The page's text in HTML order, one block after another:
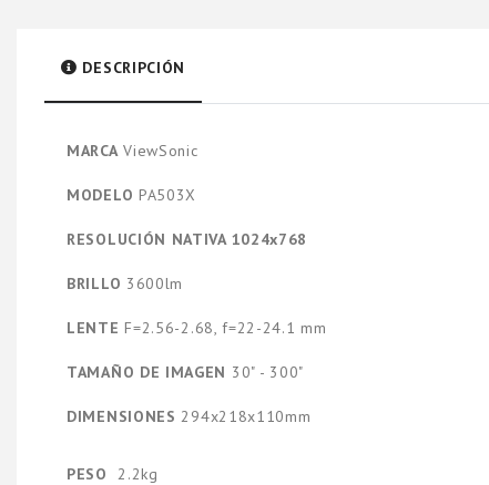
DESCRIPCIÓN
MARCAViewSonic
MODELO PA503X
RESOLUCIÓN NATIVA 1024x768
BRILLO 3600lm
LENTE F=2.56-2.68, f=22-24.1 mm
TAMAÑO DE IMAGEN 30" - 300"
DIMENSIONES 294x218x110mm
PESO 2.2kg